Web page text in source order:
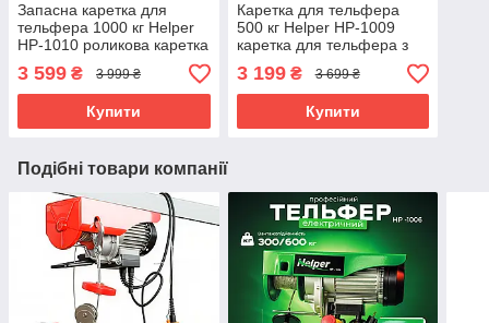
Запасна каретка для
тельфера 1000 кг Helper
HP-1010 роликова каретка
з навантаженням до 1000
кг
3 599 ₴ 3 999 ₴
Купити
Каретка для тельфера
500 кг Helper HP-1009
каретка для тельфера з
кріпленням
3 199₴ 3 699 ₴
Купити
Подібні товари компанії